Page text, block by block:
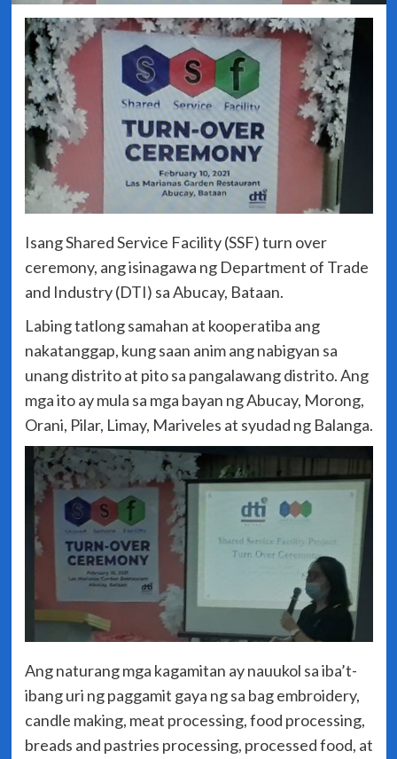
Isang Shared Service Facility (SSF) turn over
ceremony, ang isinagawa ng Department of Trade
and Industry (DTI) sa Abucay, Bataan.
Labing tatlong samahan at kooperatiba ang
nakatanggap, kung saan anim ang nabigyan sa
unang distrito at pito sa pangalawang distrito. Ang
mga ito ay mula sa mga bayan ng Abucay, Morong,
Orani, Pilar, Limay, Mariveles at syudad ng Balanga.
Ang naturang mga kagamitan ay nauukol sa iba’t-
ibang uri ng paggamit gaya ng sa bag embroidery,
candle making, meat processing, food processing,
breads and pastries processing, processed food, at